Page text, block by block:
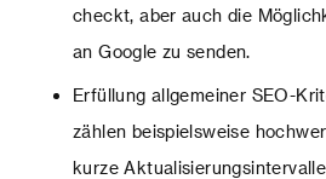
checkt, aber auch die
an Google zu senden.
Erfüllung allgemeiner SEO-
zählen beispielsweise
kurze